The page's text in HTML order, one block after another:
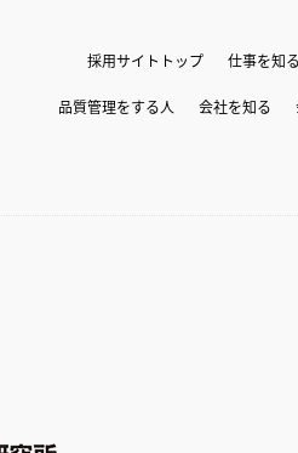
採用サイトトップ 仕事を知る
品質管理をする人 会社を知る